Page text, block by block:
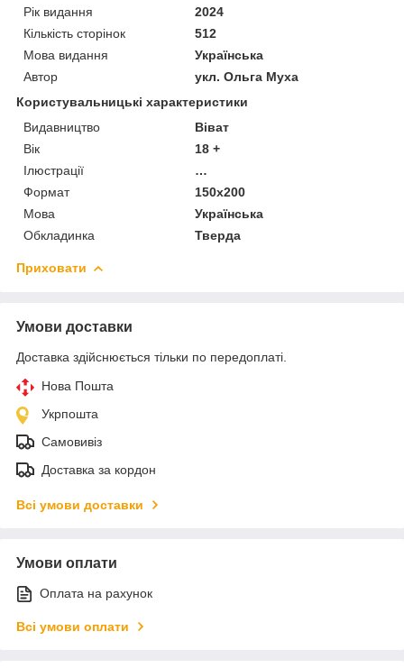
Рік видання
2024
Кількість сторінок
512
Мова видання
Українська
Автор
укл. Ольга Муха
Користувальницькі характеристики
Видавництво
Віват
Вік
18 +
Ілюстрації
…
Формат
150х200
Мова
Українська
Обкладинка
Тверда
Приховати
Умови доставки
Доставка здійснюється тільки по передоплаті.
Нова Пошта
Укрпошта
Самовивіз
Доставка за кордон
Всі умови доставки
Умови оплати
Оплата на рахунок
Всі умови оплати